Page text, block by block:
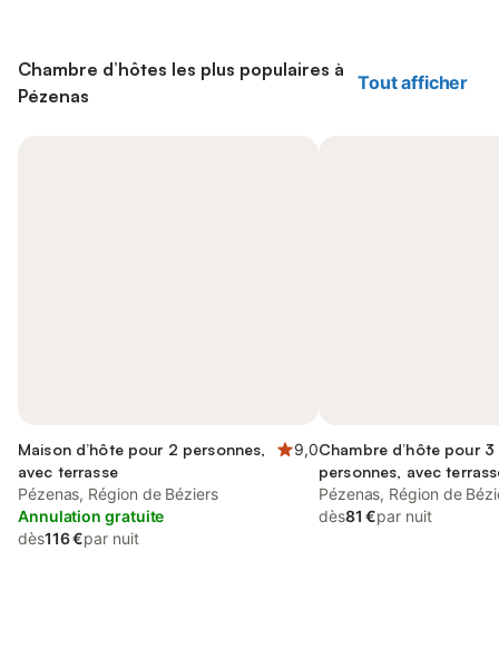
Chambre d’hôtes les plus populaires à
Pézenas
Tout afficher
Maison d’hôte pour 2 personnes,
avec terrasse
9,0
Pézenas, Région de Béziers
Annulation gratuite
dès116 €par nuit
Chambre d’hôte pour 3
personnes, avec
Pézenas, Région de
dès81 €par nuit